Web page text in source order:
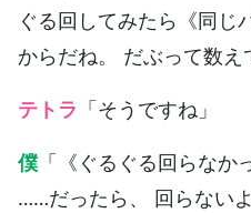
ぐる回してみたら《同じ
からだね。 だぶって数え
テトラ 「そうですね」
僕 「《ぐるぐる回らなか
……だったら、 回らない